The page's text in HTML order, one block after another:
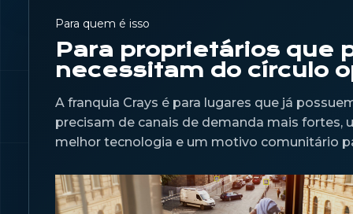
Para quem é isso
Para proprietários que
necessitam do círculo
A franquia Crays é para lugares que já
precisam de canais de demanda mais fortes,
melhor tecnologia e um motivo comunitário